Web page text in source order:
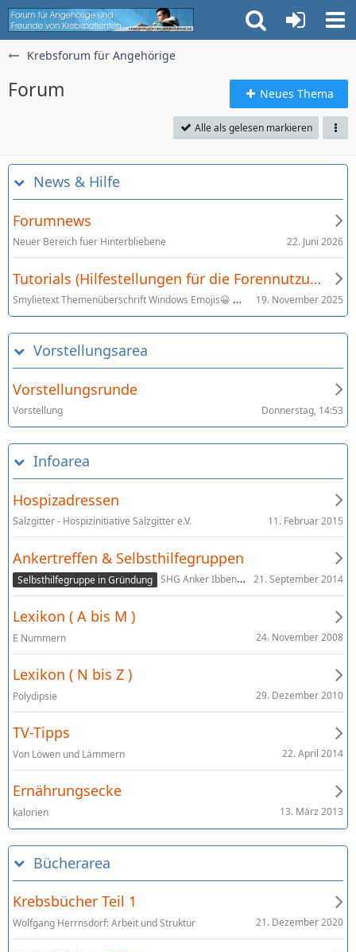
Krebsforum für Angehörige
Forum Neues Thema
Alle als gelesen markieren
News & Hilfe
Forumnews
Neuer Bereich fuer Hinterbliebene 22. Juni 2026
Tutorials (Hilfestellungen für die Forennutzung)
Smylietext Themenüberschrift Windows Emojis😀 😀 (x_x) © ⁂ 19. November 2025
Vorstellungsarea
Vorstellungsrunde
Vorstellung Donnerstag, 14:53
Infoarea
Hospizadressen
Salzgitter - Hospizinitiative Salzgitter e.V. 11. Februar 2015
Ankertreffen & Selbsthilfegruppen
Selbsthilfegruppe in Gründung SHG Anker Ibbenbüren 494xx 21. September 2014
Lexikon ( A bis M )
E Nummern 24. November 2008
Lexikon ( N bis Z )
Polydipsie 29. Dezember 2010
TV-Tipps
Von Löwen und Lämmern 22. April 2014
Ernährungsecke
kalorien 13. März 2013
Bücherarea
Krebsbücher Teil 1
Wolfgang Herrnsdorf: Arbeit und Struktur 21. Dezember 2020